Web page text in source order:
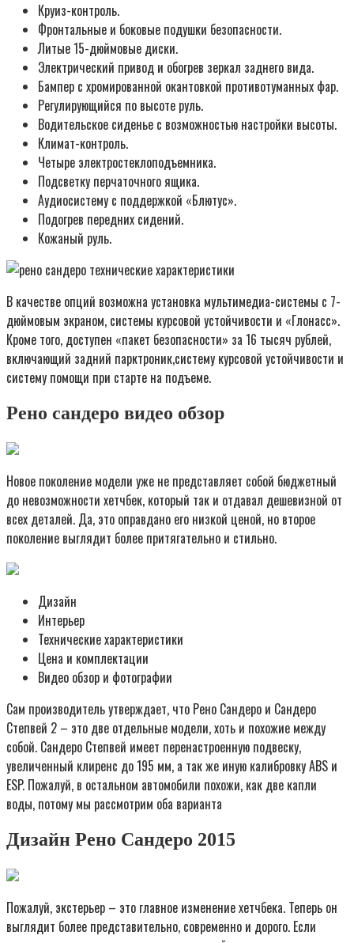
Круиз-контроль.
Фронтальные и боковые подушки безопасности.
Литые 15-дюймовые диски.
Электрический привод и обогрев зеркал заднего вида.
Бампер с хромированной окантовкой противотуманных фар.
Регулирующийся по высоте руль.
Водительское сиденье с возможностью настройки высоты.
Климат-контроль.
Четыре электростеклоподъемника.
Подсветку перчаточного ящика.
Аудиосистему с поддержкой «Блютус».
Подогрев передних сидений.
Кожаный руль.
В качестве опций возможна установка мультимедиа-системы с 7-
дюймовым экраном, системы курсовой устойчивости и «Глонасс».
Кроме того, доступен «пакет безопасности» за 16 тысяч рублей,
включающий задний парктроник,систему курсовой устойчивости и
систему помощи при старте на подъеме.
Рено сандеро видео обзор
Новое поколение модели уже не представляет собой бюджетный
до невозможности хетчбек, который так и отдавал дешевизной от
всех деталей. Да, это оправдано его низкой ценой, но второе
поколение выглядит более притягательно и стильно.
Дизайн
Интерьер
Технические характеристики
Цена и комплектации
Видео обзор и фотографии
Сам производитель утверждает, что Рено Сандеро и Сандеро
Степвей 2 – это две отдельные модели, хоть и похожие между
собой. Сандеро Степвей имеет перенастроенную подвеску,
увеличенный клиренс до 195 мм, а так же иную калибровку ABS и
ESP. Пожалуй, в остальном автомобили похожи, как две капли
воды, потому мы рассмотрим оба варианта
Дизайн Рено Сандеро 2015
Пожалуй, экстерьер – это главное изменение хетчбека. Теперь он
выглядит более представительно, современно и дорого. Если